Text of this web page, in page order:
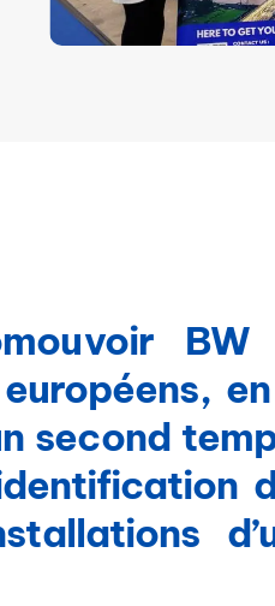
BW
second